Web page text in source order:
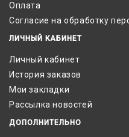
Оплата
Согласие на обработку
ЛИЧНЫЙ КАБИНЕТ
Личный кабинет
История заказов
Мои закладки
Рассылка новостей
ДОПОЛНИТЕЛЬНО